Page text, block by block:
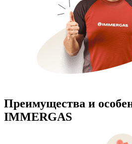
Преимущества и
IMMERGAS